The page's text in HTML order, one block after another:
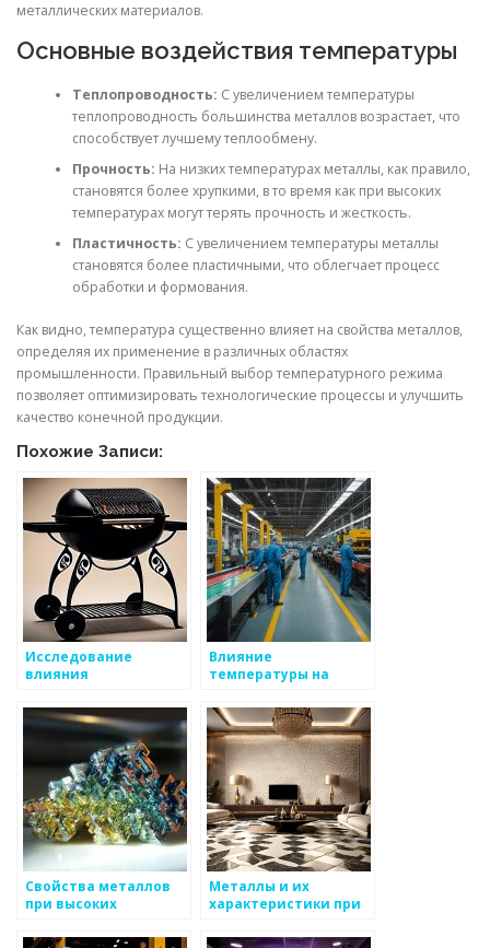
металлических материалов.
Основные воздействия температуры
Теплопроводность: С увеличением температуры
теплопроводность большинства металлов возрастает, что
способствует лучшему теплообмену.
Прочность: На низких температурах металлы, как правило,
становятся более хрупкими, в то время как при высоких
температурах могут терять прочность и жесткость.
Пластичность: С увеличением температуры металлы
становятся более пластичными, что облегчает процесс
обработки и формования.
Как видно, температура существенно влияет на свойства металлов,
определяя их применение в различных областях
промышленности. Правильный выбор температурного режима
позволяет оптимизировать технологические процессы и улучшить
качество конечной продукции.
Похожие Записи:
Исследование
влияния
свойства металлов
Влияние
температуры на
металлов
Свойства металлов
при высоких
Металлы и их
характеристики при
температурах